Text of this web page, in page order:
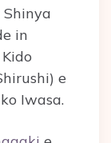
Shinya
in
e
Iwasa.